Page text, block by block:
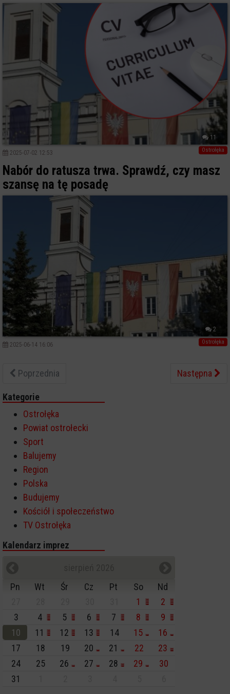
11
Ostrołęka
2025-07-02 12:53
Nabór do ratusza trwa. Sprawdź, czy masz
szansę na tę posadę
2
Ostrołęka
2025-06-14 16:06
Poprzednia Następna
Kategorie
Ostrołęka
Powiat ostrołecki
Sport
Balujemy
Region
Polska
Budujemy
Kościół i społeczeństwo
TV Ostrołęka
Kalendarz imprez
Pn
Wt Śr Cz Pt So
Nd
1
2
3
4 5 6 7 8
9
10
11 12 13 14 15
16
17
18 19 20 21 22
23
24
25 26 27 28 29
30
31